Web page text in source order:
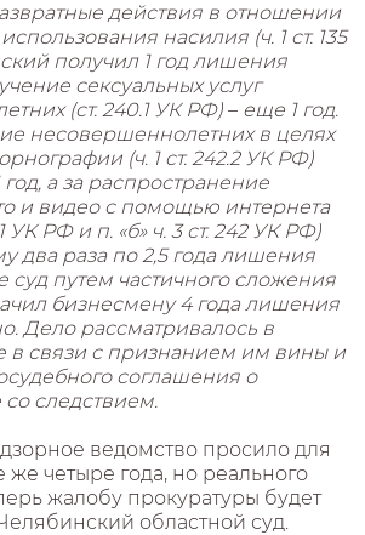
действия в отношении
насилия (ч. 1 ст. 135
получил 1 год лишения
сексуальных услуг
(ст. 240.1 УК РФ) – еще 1 год.
несовершеннолетних в целях
(ч. 1 ст. 242.2 УК РФ)
а за распространение
и видео с помощью интернета
УК РФ и п. «б» ч. 3 ст. 242 УК РФ)
два раза по 2,5 года лишения
суд путем частичного сложения
бизнесмену 4 года лишения
Дело рассматривалось в
в связи с признанием им вины и
соглашения о
со следствием.
ведомство просило для
же четыре года, но реального
жалобу прокуратуры будет
областной суд.